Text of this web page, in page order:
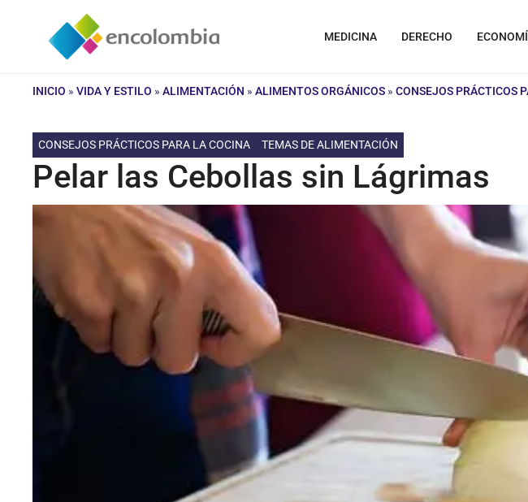
contenido
MEDICINA DERECHO
INICIO » VIDA Y ESTILO » ALIMENTACIÓN » ALIMENTOS ORGÁNICOS » CONSEJOS PRÁCTICOS
CONSEJOS PRÁCTICOS PARA LA COCINA TEMAS DE ALIMENTACIÓN
Pelar las Cebollas sin Lágrimas